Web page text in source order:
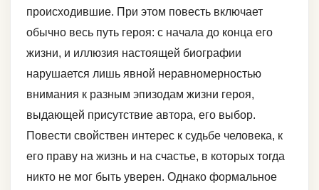
происходившие. При этом повесть включает
обычно весь путь героя: с начала до конца его
жизни, и иллюзия настоящей биографии
нарушается лишь явной неравномерностью
внимания к разным эпизодам жизни героя,
выдающей присутствие автора, его выбор.
Повести свойствен интерес к судьбе человека, к
его праву на жизнь и на счастье, в которых тогда
никто не мог быть уверен. Однако формальное